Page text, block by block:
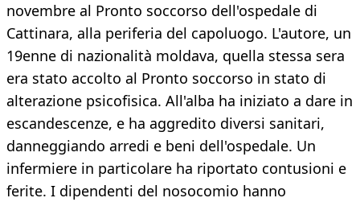
novembre al Pronto soccorso dell'ospedale di
Cattinara, alla periferia del capoluogo. L'autore, un
19enne di nazionalità moldava, quella stessa sera
era stato accolto al Pronto soccorso in stato di
alterazione psicofisica. All'alba ha iniziato a dare in
escandescenze, e ha aggredito diversi sanitari,
danneggiando arredi e beni dell'ospedale. Un
infermiere in particolare ha riportato contusioni e
ferite. I dipendenti del nosocomio hanno